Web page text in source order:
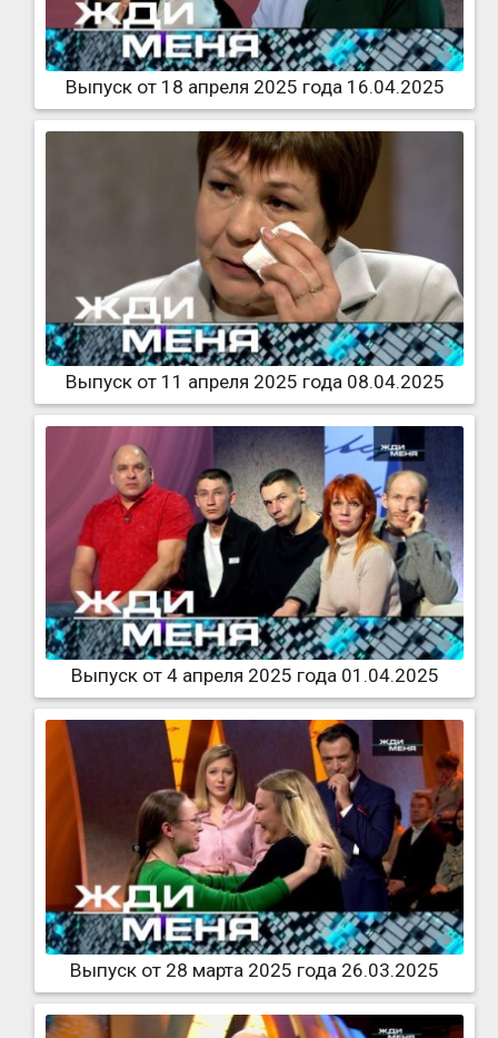
Выпуск от 18 апреля 2025 года 16.04.2025
Выпуск от 11 апреля 2025 года 08.04.2025
Выпуск от 4 апреля 2025 года 01.04.2025
Выпуск от 28 марта 2025 года 26.03.2025